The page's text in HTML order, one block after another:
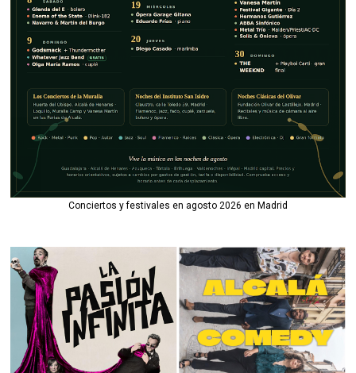
Conciertos y festivales en agosto 2026 en Madrid